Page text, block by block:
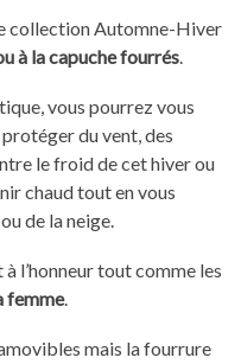
collection Automne-Hiver
à la capuche fourrés.
vous pourrez vous
du vent, des
le froid de cet hiver ou
chaud tout en vous
de la neige.
l’honneur tout comme les
femme.
mais la fourrure